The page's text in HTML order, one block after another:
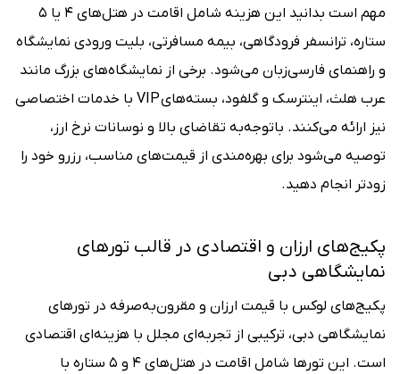
مهم است بدانید این هزینه شامل اقامت در هتل‌های ۴ یا ۵
ستاره، ترانسفر فرودگاهی، بیمه مسافرتی، بلیت ورودی نمایشگاه
و راهنمای فارسی‌زبان می‌شود. برخی از نمایشگاه‌های بزرگ مانند
عرب هلث، اینترسک و گلفود، بسته‌های VIP با خدمات اختصاصی
نیز ارائه می‌کنند. باتوجه‌به تقاضای بالا و نوسانات نرخ ارز،
توصیه می‌شود برای بهره‌مندی از قیمت‌های مناسب، رزرو خود را
زودتر انجام دهید.
پکیج‌های ارزان و اقتصادی در قالب تورهای
نمایشگاهی دبی
پکیج‌های لوکس با قیمت ارزان و مقرون‌به‌صرفه در تورهای
نمایشگاهی دبی، ترکیبی از تجربه‌ای مجلل با هزینه‌ای اقتصادی
است. این تورها شامل اقامت در هتل‌های ۴ و ۵ ستاره با